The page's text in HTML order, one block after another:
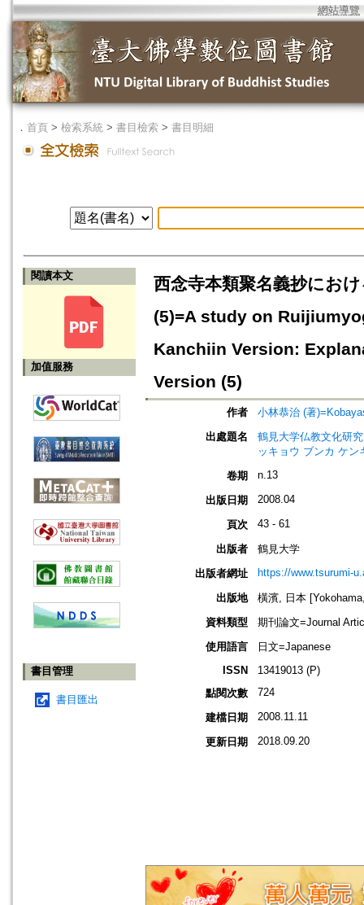
網站導覽
． 首頁 > 檢索系統 > 書目檢索 > 書目明細
閱讀本文
加值服務
書目管理
書目匯出
西念寺本類聚名義抄にお
(5)=A study on
Kanchiin Version:
Version (5)
作者
小林恭治 (著
出處題名
鶴見大学仏教文化研
ッキョウ ブンカ ケン
卷期
n.13
出版日期 2008.04
頁次 43 - 61
出版者
鶴見大学
出版者網址
https://www.tsurumi-
出版地
橫濱, 日本
資料類型
期刊論文=Journal
使用語言
日文=Japanese
ISSN
13419013 (P)
點閱次數
724
建檔日期 2008.11.11
更新日期 2018.09.20